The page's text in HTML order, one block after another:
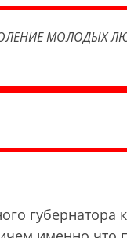
МОЛОДЫХ
губернатора